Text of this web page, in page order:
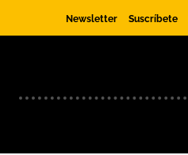
Newsletter Suscríbete